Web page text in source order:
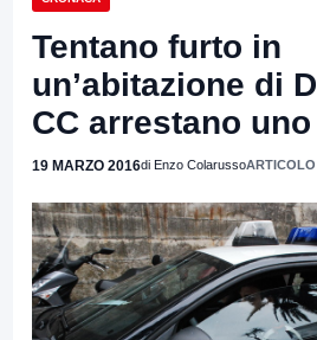
Tentano furto in
un’abitazione di
CC arrestano
19 MARZO 2016di Enzo ColarussoARTICOLO